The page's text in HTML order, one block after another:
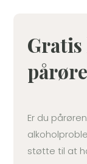
Er du
støtte til at